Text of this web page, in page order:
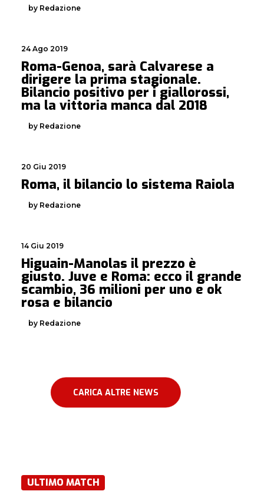
by Redazione
24 Ago 2019
Roma-Genoa, sarà Calvarese a
dirigere la prima stagionale.
Bilancio positivo per i giallorossi,
ma la vittoria manca dal 2018
by Redazione
20 Giu 2019
Roma, il bilancio lo sistema Raiola
by Redazione
14 Giu 2019
Higuain-Manolas il prezzo è
giusto. Juve e Roma: ecco il grande
scambio, 36 milioni per uno e ok
rosa e bilancio
by Redazione
CARICA ALTRE NEWS
ULTIMO MATCH